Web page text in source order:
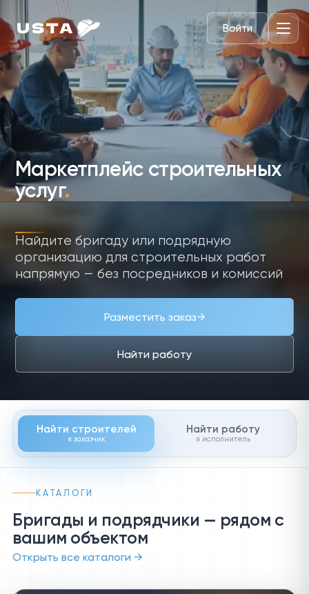
Войти
Маркетплейс строительных
услуг.
Найдите бригаду или подрядную
организацию для строительных работ
напрямую — без посредников и комиссий
Разместить заказ→
Найти работу
Найти строителей
я заказчик
Найти работу
я исполнитель
КАТАЛОГИ
Бригады и подрядчики — рядом с
вашим объектом
Открыть все каталоги →